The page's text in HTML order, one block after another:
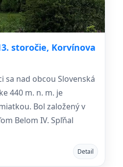
storočie, Korvínova
sa nad obcou Slovenská
440 m. n. m. je
Bol založený v
Belom IV. Spľňal
Detail